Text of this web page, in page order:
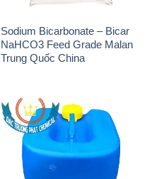
Sodium Bicarbonate – Bicar
NaHCO3 Feed Grade Malan
Trung Quốc China